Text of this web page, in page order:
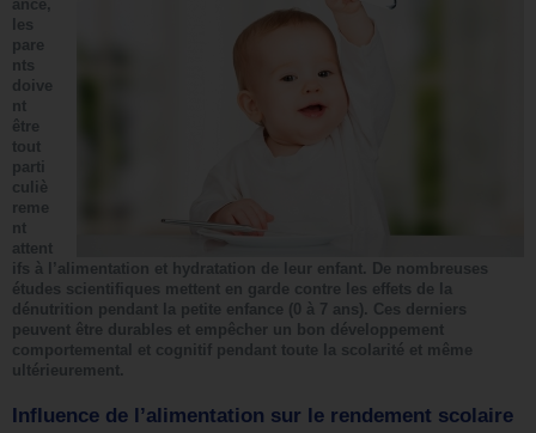
ance,
les
pare
nts
doive
nt
être
tout
parti
culiè
reme
nt
attent
ifs à l’alimentation et hydratation de leur enfant. De nombreuses
études scientifiques mettent en garde contre les effets de la
dénutrition pendant la petite enfance (0 à 7 ans). Ces derniers
peuvent être durables et empêcher un bon développement
comportemental et cognitif pendant toute la scolarité et même
ultérieurement.
Influence de l’alimentation sur le rendement scolaire